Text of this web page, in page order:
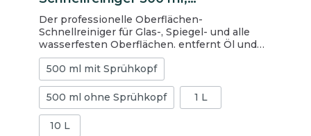
Sprühflasche
Der professionelle Oberflächen-
Schnellreiniger für Glas-, Spiegel- und alle
wasserfesten Oberflächen. entfernt Öl und
Fett von glänzenden Oberflächen
hautschonend HACCP-Bescheinigung
vorhanden kein Nachwischen erforderlich
trocknet schnell, streifen- und rückstandsfrei
kennzeichnungsfrei vegan 1 Karton = 20
Flaschen
500 ml mit Sprühkopf
500 ml ohne Sprühkopf 1 L
10 L